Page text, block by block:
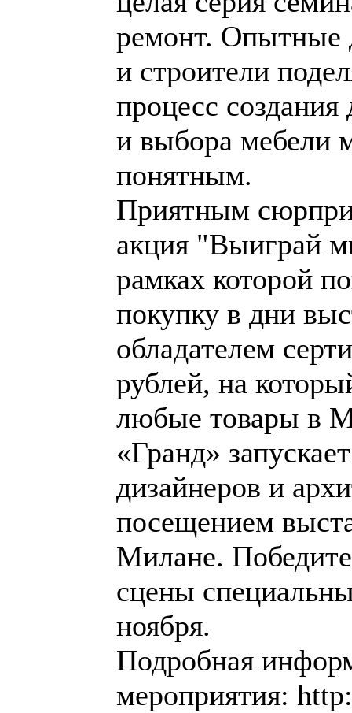
ремонт. Опытные
и строители
процесс
и выбора мебели
понятным.
Приятным
акция "Выиграй
рамках которой
покупку в дни
обладателем
рублей, на
любые товары в
«Гранд»
дизайнеров и
посещением
Милане.
сцены
ноября.
Подробная
мероприятия: